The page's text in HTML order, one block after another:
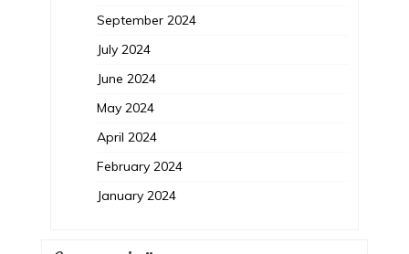
September 2024
July 2024
June 2024
May 2024
April 2024
February 2024
January 2024